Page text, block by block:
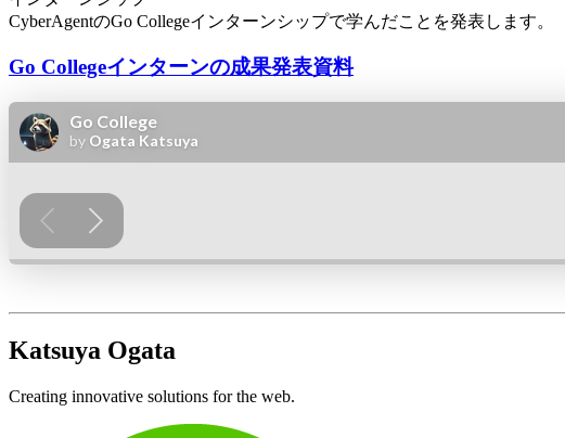
CyberAgentのGo Collegeインターンシップで学んだことを発表します。
Go Collegeインターンの成果発表資料
Katsuya Ogata
Creating innovative solutions for the web.